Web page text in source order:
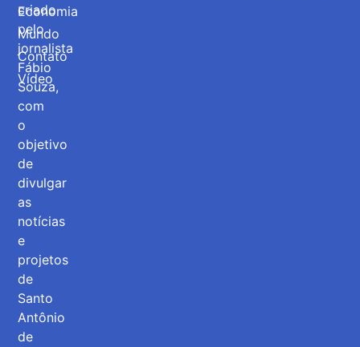
criado
pelo
jornalista
Fábio
Souza,
com
o
objetivo
de
divulgar
as
notícias
e
projetos
de
Santo
Antônio
de
Economia
Mundo
Contato
Vídeo